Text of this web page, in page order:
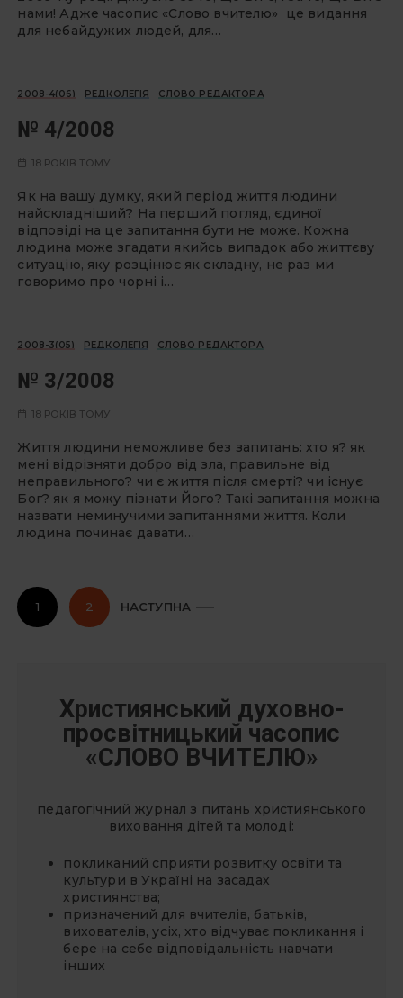
нами! Адже часопис «Слово вчителю» це видання
для небайдужих людей, для…
2008-4(06) РЕДКОЛЕГІЯ СЛОВО РЕДАКТОРА
№ 4/2008
18 РОКІВ ТОМУ
Як на вашу думку, який період життя людини
найскладніший? На перший погляд, єдиної
відповіді на це запитання бути не може. Кожна
людина може згадати якийсь випадок або життєву
ситуацію, яку розцінює як складну, не раз ми
говоримо про чорні і…
2008-3(05) РЕДКОЛЕГІЯ СЛОВО РЕДАКТОРА
№ 3/2008
18 РОКІВ ТОМУ
Життя людини неможливе без запитань: хто я? як
мені відрізняти добро від зла, правильне від
неправильного? чи є життя після смерті? чи існує
Бог? як я можу пізнати Його? Такі запитання можна
назвати неминучими запитаннями життя. Коли
людина починає давати…
П
а 1 2 НАСТУПНА
Християнський духовно-
просвітницький часопис
«СЛОВО ВЧИТЕЛЮ»
педагогічний журнал з питань християнського
виховання дітей та молоді:
покликаний сприяти розвитку освіти та
культури в Україні на засадах
християнства;
призначений для вчителів, батьків,
вихователів, усіх, хто відчуває покликання і
бере на себе відповідальність навчати
інших